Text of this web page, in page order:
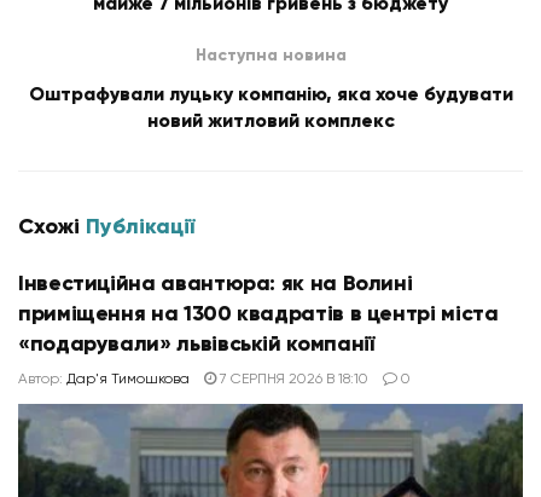
Наступна новина
Оштрафували луцьку компанію, яка хоче будувати
новий житловий комплекс
Схожі Публікації
Інвестиційна авантюра: як на Волині
приміщення на 1300 квадратів в центрі міста
«подарували» львівській компанії
Автор: Дар'я Тимошкова 7 СЕРПНЯ 2026 В 18:10 0